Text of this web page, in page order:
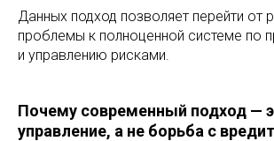
Данных подход позволяет перейти от
проблемы к полноценной системе по
и управлению рисками.
Почему современный подход —
управление, а не борьба с